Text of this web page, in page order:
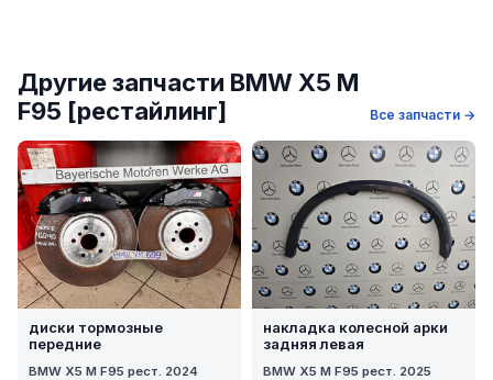
Другие запчасти BMW X5 M
F95 [рестайлинг]
Все запчасти →
диски тормозные
передние
BMW X5 M F95 рест. 2024
накладка колесной арки
задняя левая
BMW X5 M F95 рест. 2025